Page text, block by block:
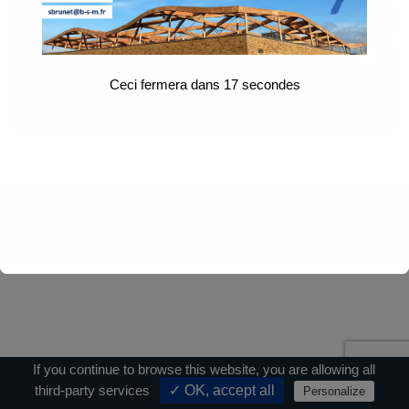
Ceci fermera dans 17secondes
If you continue to browse this website, you are allowing all
third-party services
✓ OK, accept all Personalize